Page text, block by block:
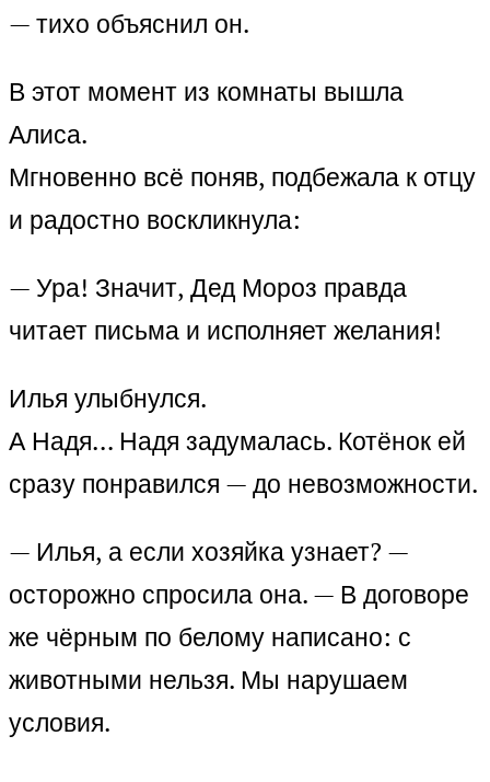
— тихо объяснил он.
В этот момент из комнаты вышла
Алиса.
Мгновенно всё поняв, подбежала к отцу
и радостно воскликнула:
— Ура! Значит, Дед Мороз правда
читает письма и исполняет желания!
Илья улыбнулся.
А Надя… Надя задумалась. Котёнок ей
сразу понравился — до невозможности.
— Илья, а если хозяйка узнает? —
осторожно спросила она. — В договоре
же чёрным по белому написано: с
животными нельзя. Мы нарушаем
условия.